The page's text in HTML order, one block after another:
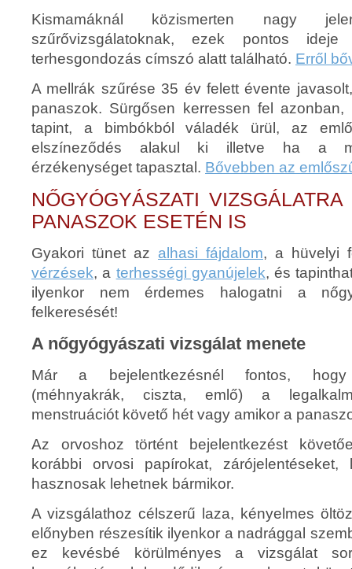
Kismamáknál közismerten nagy
szűrővizsgálatoknak, ezek pontos
terhesgondozás címszó alatt található. Erről
A mellrák szűrése 35 év felett évente
panaszok. Sürgősen kerressen fel
tapint, a bimbókból váladék ürül, az
elszíneződés alakul ki illetve ha a
érzékenységet tapasztal. Bővebben az
NŐGYÓGYÁSZATI
PANASZOK ESETÉN IS
Gyakori tünet az alhasi fájdalom, a hüvelyi
vérzések, a terhességi gyanújelek, és
ilyenkor nem érdemes halogatni a
felkeresését!
A nőgyógyászati vizsgálat menete
Már a bejelentkezésnél fontos, hogy
(méhnyakrák, ciszta, emlő) a
menstruációt követő hét vagy amikor a
Az orvoshoz történt bejelentkezést
korábbi orvosi papírokat,
hasznosak lehetnek bármikor.
A vizsgálathoz célszerű laza, kényelmes
előnyben részesítik ilyenkor a nadrággal
ez kevésbé körülményes a vizsgálat